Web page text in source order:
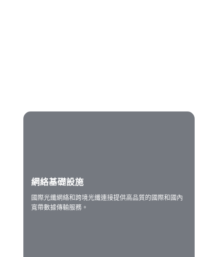
網絡基礎設施
國際光纖網絡和跨境光纖連接提供高品質的國際和國內
寬帶數據傳輸服務。